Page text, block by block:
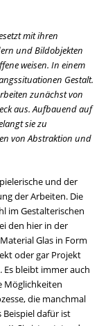
mit ihren
und Bildobjekten
weisen. In einem
Gestalt.
zunächst von
aus. Aufbauend auf
sie zu
von Abstraktion und
und der
der Arbeiten. Die
im Gestalterischen
den hier in der
Glas in Form
oder gar Projekt
bleibt immer auch
Möglichkeiten
die manchmal
dafür ist